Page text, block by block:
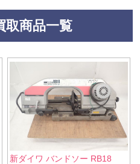
取商品一覧
新ダイワ バンドソー RB18